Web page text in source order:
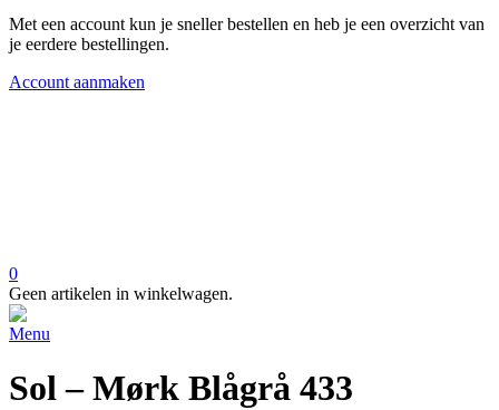
Met een account kun je sneller bestellen en heb je een overzicht van
je eerdere bestellingen.
Account aanmaken
0
Geen artikelen in winkelwagen.
Menu
Sol – Mørk Blågrå 433